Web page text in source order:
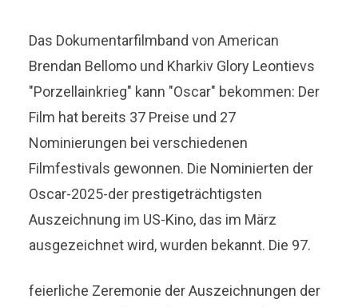
Das Dokumentarfilmband von American
Brendan Bellomo und Kharkiv Glory Leontievs
"Porzellainkrieg" kann "Oscar" bekommen: Der
Film hat bereits 37 Preise und 27
Nominierungen bei verschiedenen
Filmfestivals gewonnen. Die Nominierten der
Oscar-2025-der prestigeträchtigsten
Auszeichnung im US-Kino, das im März
ausgezeichnet wird, wurden bekannt. Die 97.
feierliche Zeremonie der Auszeichnungen der